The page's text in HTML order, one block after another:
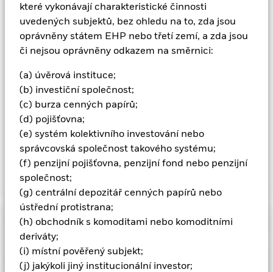
které vykonávají charakteristické činnosti
uvedených subjektů, bez ohledu na to, zda jsou
oprávněny státem EHP nebo třetí zemí, a zda jsou
či nejsou oprávněny odkazem na směrnici:
(a) úvěrová instituce;
(b) investiční společnost;
(c) burza cenných papírů;
(d) pojišťovna;
(e) systém kolektivního investování nebo
správcovská společnost takového systému;
(f) penzijní pojišťovna, penzijní fond nebo penzijní
společnost;
(g) centrální depozitář cenných papírů nebo
ústřední protistrana;
(h) obchodník s komoditami nebo komoditními
deriváty;
(i) místní pověřený subjekt;
(j) jakýkoli jiný institucionální investor;
Další ovlivňující faktory zahrnují politické a ekonomické
zprávy, výdělky společností a výrazné firemní události. Fond
využívá kvantitativní modely k přijímání investičních
kvantitativní model může stát méně účinným nebo za určitých
se snaží vylučovat společnosti, které se zapojují do určitých
činností, jež nejsou v souladu s kritérii ESG. Investoři by proto
před investováním do fondu měli učinit osobní etické
zhodnocení principů výběru dle kritérií ESG. Takový výběr dle
kritérií ESG může mít na hodnotu investic do Fondu – ve
Výkonnost
Diagram
Hodnotu vlastnických podílů a cenných papírů týkajících se
Základní údaje